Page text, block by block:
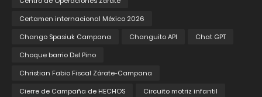
Certamen internacional México 2026
Chango Spasiuk Campana
Changuito API
Chat GPT
Choque barrio Del Pino
Christian Fabio Fiscal Zárate-Campana
Cierre de Campaña de HECHOS
Circuito motriz infantil